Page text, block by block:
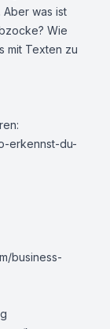
Aber was ist
Wie
mit Texten zu
erkennst-du-
business-